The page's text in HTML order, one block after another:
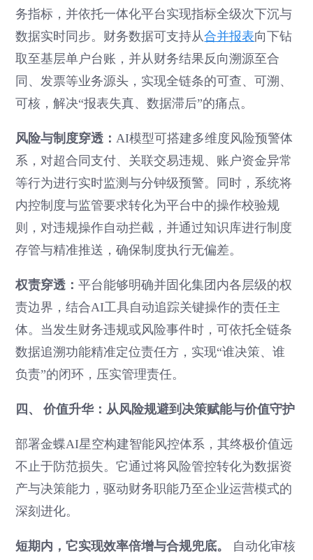
务指标，并依托一体化平台实现指标全级次下沉与
数据实时同步。财务数据可支持从合并报表向下钻
取至基层单户台账，并从财务结果反向溯源至合
同、发票等业务源头，实现全链条的可查、可溯、
可核，解决“报表失真、数据滞后”的痛点。
风险与制度穿透： AI模型可搭建多维度风险预警体
系，对超合同支付、关联交易违规、账户资金异常
等行为进行实时监测与分钟级预警。同时，系统将
内控制度与监管要求转化为平台中的操作校验规
则，对违规操作自动拦截，并通过知识库进行制度
存管与精准推送，确保制度执行无偏差。
权责穿透：平台能够明确并固化集团内各层级的权
责边界，结合AI工具自动追踪关键操作的责任主
体。当发生财务违规或风险事件时，可依托全链条
数据追溯功能精准定位责任方，实现“谁决策、谁
负责”的闭环，压实管理责任。
四、 价值升华：从风险规避到决策赋能与价值守护
部署金蝶AI星空构建智能风控体系，其终极价值远
不止于防范损失。它通过将风险管控转化为数据资
产与决策能力，驱动财务职能乃至企业运营模式的
深刻进化。
短期内，它实现效率倍增与合规兜底。
自动化审核